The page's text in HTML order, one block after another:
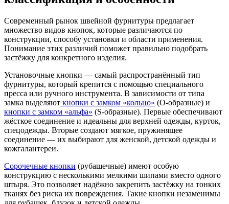
Современный рынок швейной фурнитуры предлагает
множество видов кнопок, которые различаются по
конструкции, способу установки и области применения.
Понимание этих различий поможет правильно подобрать
застёжку для конкретного изделия.
Установочные кнопки — самый распространённый тип
фурнитуры, который крепится с помощью специального
пресса или ручного инструмента. В зависимости от типа
замка выделяют кнопки с замком «кольцо» (О-образные) и
кнопки с замком «альфа» (S-образные). Первые обеспечивают
жёсткое соединение и идеальны для верхней одежды, курток,
спецодежды. Вторые создают мягкое, пружинящее
соединение — их выбирают для женской, детской одежды и
кожгалантереи.
Сорочечные кнопки (рубашечные) имеют особую
конструкцию с несколькими мелкими шипами вместо одного
штыря. Это позволяет надёжно закрепить застёжку на тонких
тканях без риска их повреждения. Такие кнопки незаменимы